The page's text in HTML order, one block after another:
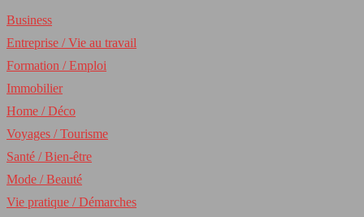
Business
Entreprise / Vie au travail
Formation / Emploi
Immobilier
Home / Déco
Voyages / Tourisme
Santé / Bien-être
Mode / Beauté
Vie pratique / Démarches